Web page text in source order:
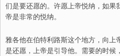
们是要还愿的。许愿上帝悦纳，如果
帝是非常的悦纳。
雅各他在伯特利路斯这个地方，向上
是还愿，上帝是引导他。 需要的时候